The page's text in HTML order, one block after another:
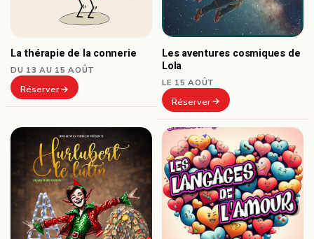
La thérapie de la connerie
DU 13 AU 15 AOÛT
Réserver
Les aventures cosmiques de
Lola
LE 15 AOÛT
Réserver